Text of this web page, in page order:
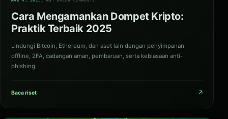
Cara Mengamankan Dompet Kripto:
Praktik Terbaik 2025
Lindungi Bitcoin, Ethereum, dan aset lain dengan penyimpanan
offline, 2FA, cadangan aman, pembaruan, serta kebiasaan anti-
phishing.
Baca riset ↗